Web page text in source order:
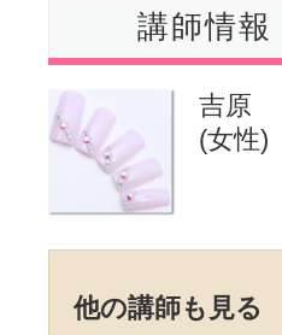
講師情報
吉原
(女性)
他の講師も見る